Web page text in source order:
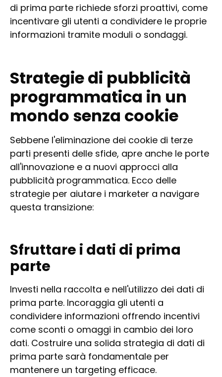
di prima parte richiede sforzi proattivi, come
incentivare gli utenti a condividere le proprie
informazioni tramite moduli o sondaggi.
Strategie di pubblicità
programmatica in un
mondo senza cookie
Sebbene l'eliminazione dei cookie di terze
parti presenti delle sfide, apre anche le porte
all'innovazione e a nuovi approcci alla
pubblicità programmatica. Ecco delle
strategie per aiutare i marketer a navigare
questa transizione:
Sfruttare i dati di prima
parte
Investi nella raccolta e nell'utilizzo dei dati di
prima parte. Incoraggia gli utenti a
condividere informazioni offrendo incentivi
come sconti o omaggi in cambio dei loro
dati. Costruire una solida strategia di dati di
prima parte sarà fondamentale per
mantenere un targeting efficace.